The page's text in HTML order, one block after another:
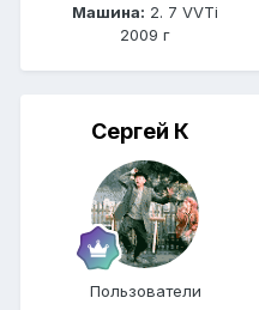
Машина: 2. 7 VVTi
2009 г
Сергей К
Пользователи